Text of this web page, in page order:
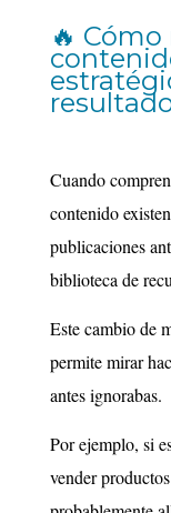
🔥
Cuando
contenido
publicaciones
biblioteca de
Este cambio de
permite mirar
antes ignorabas.
Por ejemplo, si
vender